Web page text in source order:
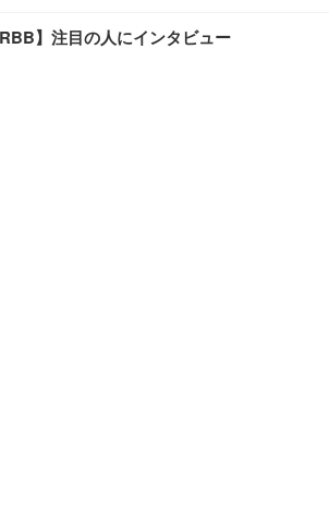
RBB】注目の人にインタビュー